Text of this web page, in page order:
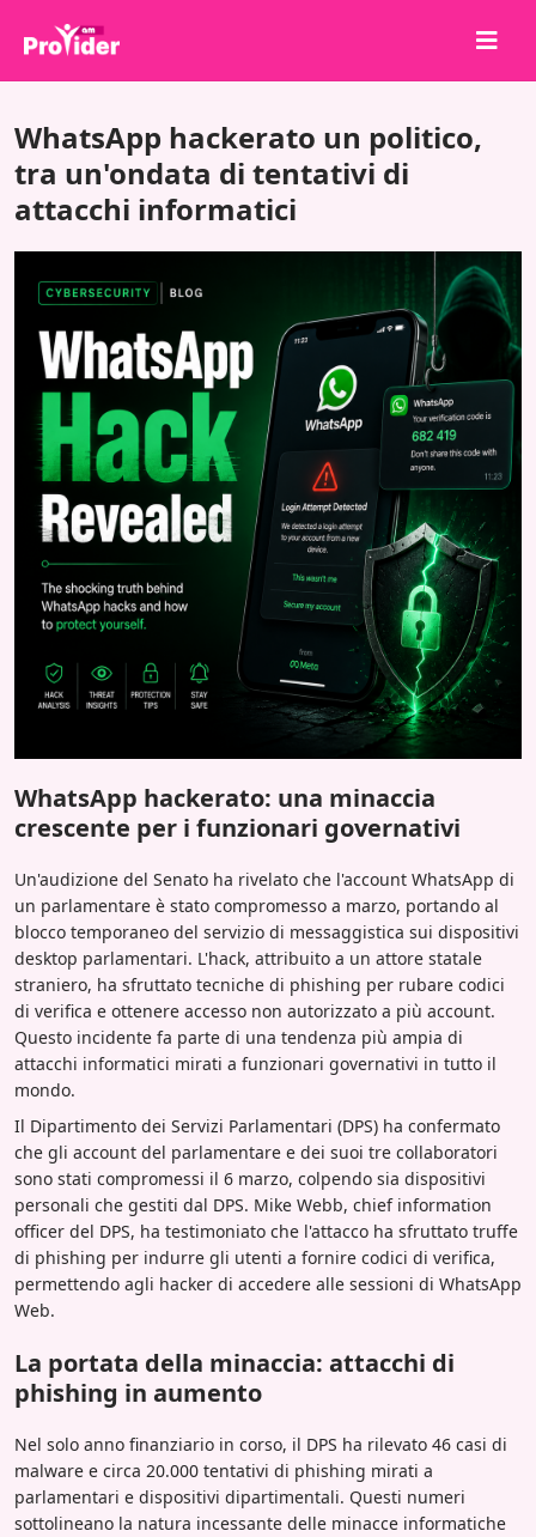
Chi siamo
Accedi
Iscriviti
Servizi
API
Termini
Blog
WhatsApp hackerato un politico,
tra un'ondata di tentativi di
attacchi informatici
WhatsApp hackerato: una minaccia
crescente per i funzionari governativi
Un'audizione del Senato ha rivelato che l'account WhatsApp di
un parlamentare è stato compromesso a marzo, portando al
blocco temporaneo del servizio di messaggistica sui dispositivi
desktop parlamentari. L'hack, attribuito a un attore statale
straniero, ha sfruttato tecniche di phishing per rubare codici
di verifica e ottenere accesso non autorizzato a più account.
Questo incidente fa parte di una tendenza più ampia di
attacchi informatici mirati a funzionari governativi in tutto il
mondo.
Il Dipartimento dei Servizi Parlamentari (DPS) ha confermato
che gli account del parlamentare e dei suoi tre collaboratori
sono stati compromessi il 6 marzo, colpendo sia dispositivi
personali che gestiti dal DPS. Mike Webb, chief information
officer del DPS, ha testimoniato che l'attacco ha sfruttato truffe
di phishing per indurre gli utenti a fornire codici di verifica,
permettendo agli hacker di accedere alle sessioni di WhatsApp
Web.
La portata della minaccia: attacchi di
phishing in aumento
Nel solo anno finanziario in corso, il DPS ha rilevato 46 casi di
malware e circa 20.000 tentativi di phishing mirati a
parlamentari e dispositivi dipartimentali. Questi numeri
sottolineano la natura incessante delle minacce informatiche